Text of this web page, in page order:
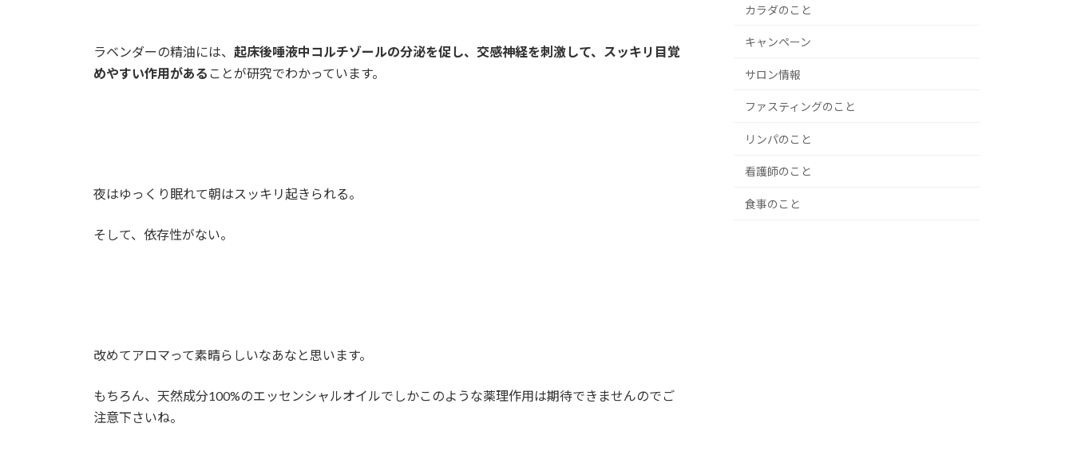
ラベンダーの精油には、 起床後唾液中コルチゾールの分泌を促し、交感神経を刺激して、スッキリ目覚
めやすい作用がある ことが研究でわかっています。
夜はゆっくり眠れて朝はスッキリ起きられる。
そして、依存性がない。
改めてアロマって素晴らしいなあなと思います。
もちろん、天然成分100%のエッセンシャルオイルでしかこのような薬理作用は期待できませんのでご
注意下さいね。
カラダのこと
キャンペーン
サロン情報
ファスティングのこと
リンパのこと
看護師のこと
食事のこと